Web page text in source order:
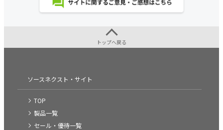
トップへ戻る
ソースネクスト・サイト
TOP
製品一覧
セール・優待一覧